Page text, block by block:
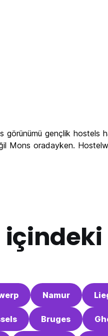
gençlik hostels
Mons oradayken.
içindeki
Namur
Bruges